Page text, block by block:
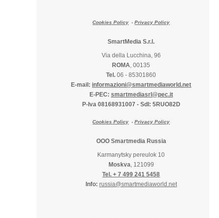
Cookies Policy -Privacy Policy
SmartMedia S.r.l.
Via della Lucchina, 96
ROMA, 00135
Tel. 06 - 85301860
E-mail: informazioni@smartmediaworld.net
E-PEC: smartmediasrl@pec.it
P-Iva 08168931007 - SdI: 5RUO82D
Cookies Policy -Privacy Policy
OOO Smartmedia Russia
Karmanytsky pereulok 10
Moskva, 121099
Tel. + 7 499 241 5458
Info: russia@smartmediaworld.net